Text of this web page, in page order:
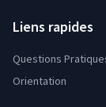
Liens rapides
Questions
Orientation